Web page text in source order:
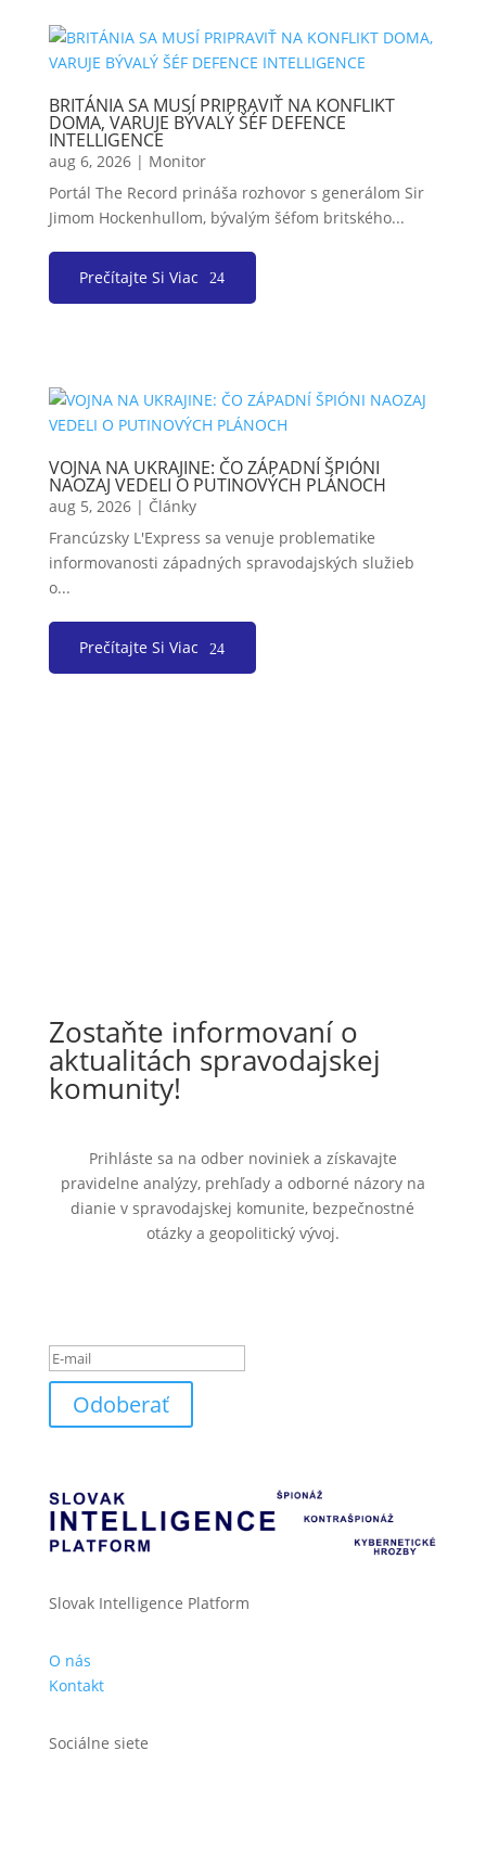
BRITÁNIA SA MUSÍ PRIPRAVIŤ NA KONFLIKT
DOMA, VARUJE BÝVALÝ ŠÉF DEFENCE
INTELLIGENCE
aug 6, 2026| Monitor
Portál The Record prináša rozhovor s generálom Sir
Jimom Hockenhullom, bývalým šéfom britského...
Prečítajte Si Viac
VOJNA NA UKRAJINE: ČO ZÁPADNÍ ŠPIÓNI
NAOZAJ VEDELI O PUTINOVÝCH PLÁNOCH
aug 5, 2026| Články
Francúzsky L'Express sa venuje problematike
informovanosti západných spravodajských služieb
o...
Prečítajte Si Viac
Zostaňte informovaní o
aktualitách spravodajskej
komunity!
Prihláste sa na odber noviniek a získavajte
pravidelne analýzy, prehľady a odborné názory na
dianie v spravodajskej komunite, bezpečnostné
otázky a geopolitický vývoj.
Odoberať
Slovak Intelligence Platform
O nás
Kontakt
Sociálne siete